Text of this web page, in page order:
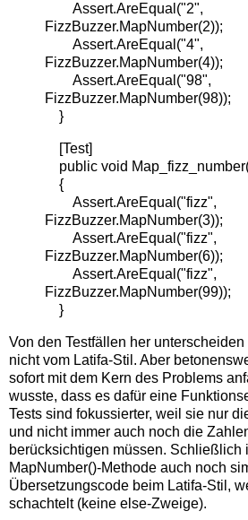
Assert.AreEqual("2",
FizzBuzzer.MapNumber(2));
Assert.AreEqual("4",
FizzBuzzer.MapNumber(4));
Assert.AreEqual("98",
FizzBuzzer.MapNumber(98));
}
[Test]
public void
{
Assert.AreEqual("fizz",
FizzBuzzer.MapNumber(3));
Assert.AreEqual("fizz",
FizzBuzzer.MapNumber(6));
Assert.AreEqual("fizz",
FizzBuzzer.MapNumber(99));
}
Von den Testfällen her
nicht vom Latifa-Stil. Aber
sofort mit dem Kern des Problems
wusste, dass es dafür eine
Tests sind fokussierter, weil sie nur
und nicht immer auch noch die
berücksichtigen müssen. Schließlich
MapNumber()-Methode auch noch
Übersetzungscode beim Latifa-Stil,
schachtelt (keine else-Zweige).